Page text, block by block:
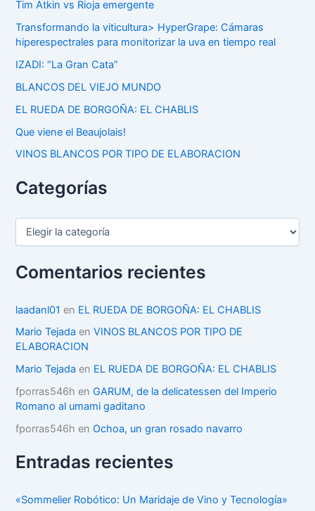
Tim Atkin vs Rioja emergente
Transformando la viticultura> HyperGrape: Cámaras
hiperespectrales para monitorizar la uva en tiempo real
IZADI: “La Gran Cata”
BLANCOS DEL VIEJO MUNDO
EL RUEDA DE BORGOÑA: EL CHABLIS
Que viene el Beaujolais!
VINOS BLANCOS POR TIPO DE ELABORACION
Categorías
e
g
r
a
s
Comentarios recientes
laadanl01 en EL RUEDA DE BORGOÑA: EL CHABLIS
Mario Tejada enVINOS BLANCOS POR TIPO DE
ELABORACION
Mario Tejada en EL RUEDA DE BORGOÑA: EL CHABLIS
fporras546h en GARUM, de la delicatessen del Imperio
Romano al umami gaditano
fporras546h en Ochoa, un gran rosado navarro
Entradas recientes
«Sommelier Robótico: Un Maridaje de Vino y Tecnología»